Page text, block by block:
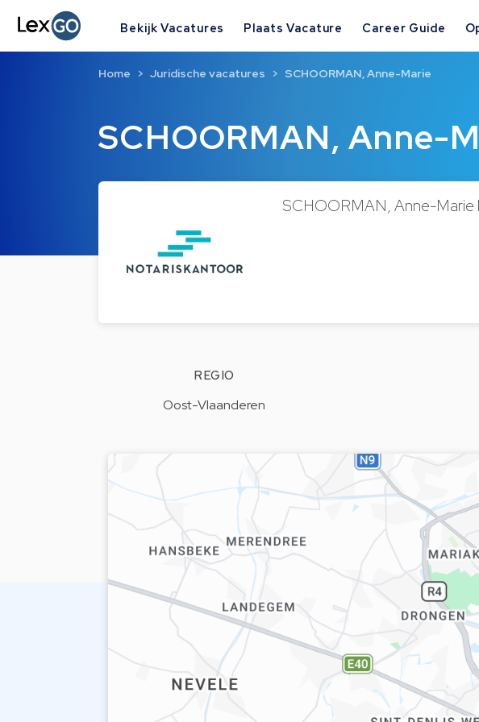
Bekijk Vacatures Plaats Vacature Career Guide
SCHOORMAN, Anne-
Home Juridische vacatures SCHOORMAN, Anne-Marie
SCHOORMAN, Anne-Marie
REGIO
Oost-Vlaanderen